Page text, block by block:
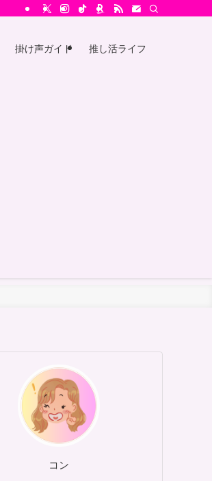
掛け声ガイド 推し活ライフ
コン